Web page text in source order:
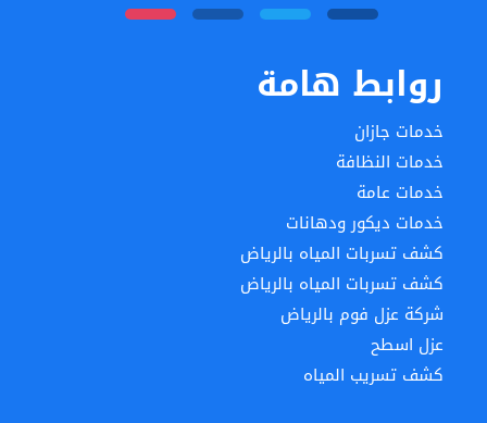
روابط هامة
خدمات جازان
خدمات النظافة
خدمات عامة
خدمات ديكور ودهانات
كشف تسربات المياه بالرياض
كشف تسربات المياه بالرياض
شركة عزل فوم بالرياض
عزل اسطح
كشف تسريب المياه